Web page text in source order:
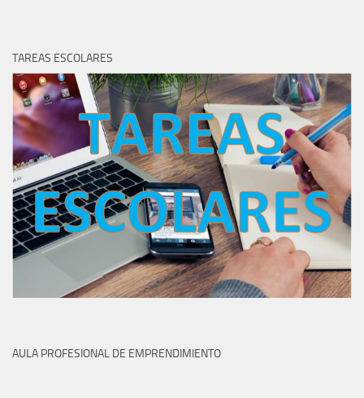
TAREAS ESCOLARES
AULA PROFESIONAL DE EMPRENDIMIENTO